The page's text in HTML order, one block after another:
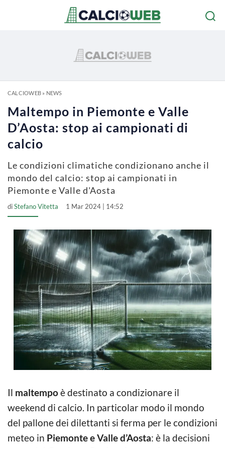
CALCIOWEB» NEWS
Maltempo in Piemonte e Valle
D’Aosta: stop ai campionati di
calcio
Le condizioni climatiche condizionano anche il
mondo del calcio: stop ai campionati in
Piemonte e Valle d'Aosta
diStefano Vitetta 1 Mar 2024 | 14:52
Il maltempoè destinato a condizionare il
weekend di calcio. In particolar modo il mondo
del pallone dei dilettanti si ferma per le condizioni
meteo in Piemonte e Valle d’Aosta: è la decisioni